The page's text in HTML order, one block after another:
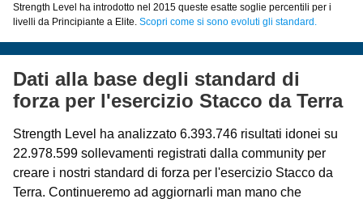
Strength Level ha introdotto nel 2015 queste esatte soglie percentili per i
livelli da Principiante a Elite. Scopri come si sono evoluti gli standard.
Dati alla base degli standard di
forza per l'esercizio Stacco da Terra
Strength Level ha analizzato 6.393.746 risultati idonei su
22.978.599 sollevamenti registrati dalla community per
creare i nostri standard di forza per l'esercizio Stacco da
Terra. Continueremo ad aggiornarli man mano che